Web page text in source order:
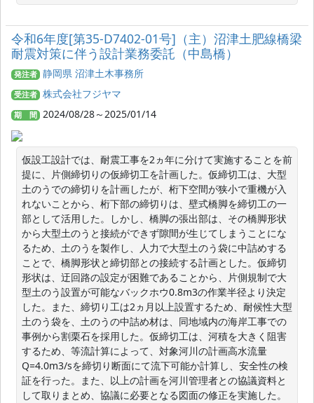
令和6年度[第35-D7402-01号]（主）沼津土肥線橋梁
耐震対策に伴う設計業務委託（中島橋）
発注者 静岡県 沼津土木事務所
受注者 株式会社フジヤマ
期 間 2024/08/28～2025/01/14
仮設工設計では、耐震工事を2ヵ年に分けて実施することを前
提に、片側締切りの仮締切工を計画した。仮締切工は、大型
土のうでの締切りを計画したが、桁下空間が狭小で重機が入
れないことから、桁下部の締切りは、壁式橋脚を締切工の一
部として活用した。しかし、橋脚の張出部は、その橋脚形状
から大型土のうと接続ができず隙間が生じてしまうことにな
るため、土のうを製作し、人力で大型土のう袋に中詰めする
ことで、橋脚形状と締切部との接続する計画とした。仮締切
形状は、迂回路の設定が困難であることから、片側規制で大
型土のう設置が可能なバックホウ0.8m3の作業半径より決定
した。また、締切り工は2ヵ月以上設置するため、耐候性大型
土のう袋を、土のうの中詰め材は、同地域内の海岸工事での
事例から割栗石を採用した。仮締切工は、河積を大きく阻害
するため、等流計算によって、対象河川の計画高水流量
Q=4.0m3/sを締切り断面にて流下可能か計算し、安全性の検
証を行った。また、以上の計画を河川管理者との協議資料と
して取りまとめ、協議に必要となる図面の修正を実施した。